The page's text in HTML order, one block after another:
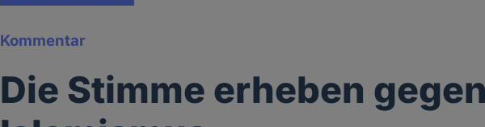
Kommentar
Die Stimme erheben